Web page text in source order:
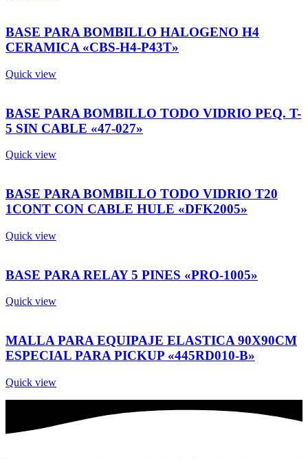
BASE PARA BOMBILLO HALOGENO H4
CERAMICA «CBS-H4-P43T»
Quick view
BASE PARA BOMBILLO TODO VIDRIO PEQ. T-
5 SIN CABLE «47-027»
Quick view
BASE PARA BOMBILLO TODO VIDRIO T20
1CONT CON CABLE HULE «DFK2005»
Quick view
BASE PARA RELAY 5 PINES «PRO-1005»
Quick view
MALLA PARA EQUIPAJE ELASTICA 90X90CM
ESPECIAL PARA PICKUP «445RD010-B»
Quick view